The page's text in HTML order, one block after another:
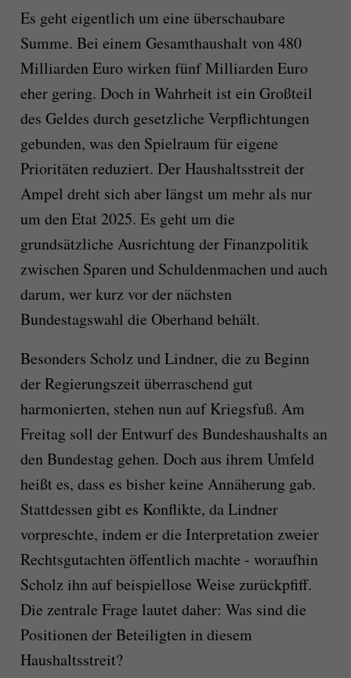
Es geht eigentlich um eine überschaubare
Summe. Bei einem Gesamthaushalt von 480
Milliarden Euro wirken fünf Milliarden Euro
eher gering. Doch in Wahrheit ist ein Großteil
des Geldes durch gesetzliche Verpflichtungen
gebunden, was den Spielraum für eigene
Prioritäten reduziert. Der Haushaltsstreit der
Ampel dreht sich aber längst um mehr als nur
um den Etat 2025. Es geht um die
grundsätzliche Ausrichtung der Finanzpolitik
zwischen Sparen und Schuldenmachen und auch
darum, wer kurz vor der nächsten
Bundestagswahl die Oberhand behält.
Besonders Scholz und Lindner, die zu Beginn
der Regierungszeit überraschend gut
harmonierten, stehen nun auf Kriegsfuß. Am
Freitag soll der Entwurf des Bundeshaushalts an
den Bundestag gehen. Doch aus ihrem Umfeld
heißt es, dass es bisher keine Annäherung gab.
Stattdessen gibt es Konflikte, da Lindner
vorpreschte, indem er die Interpretation zweier
Rechtsgutachten öffentlich machte - woraufhin
Scholz ihn auf beispiellose Weise zurückpfiff.
Die zentrale Frage lautet daher: Was sind die
Positionen der Beteiligten in diesem
Haushaltsstreit?